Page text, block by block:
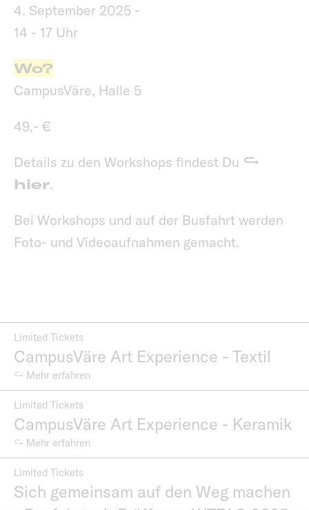
4. September 2025 -
14 - 17 Uhr
Wo?
CampusVäre, Halle 5
49,- €
Details zu den Workshops findest Du
hier.
Bei Workshops und auf der Busfahrt werden
Foto- und Videoaufnahmen gemacht.
Limited Tickets
CampusVäre Art Experience - Textil
↪ Mehr erfahren
Limited Tickets
CampusVäre Art Experience - Keramik
↪ Mehr erfahren
Limited Tickets
Sich gemeinsam auf den Weg machen